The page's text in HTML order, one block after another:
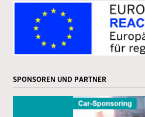
SPONSOREN UND PARTNER